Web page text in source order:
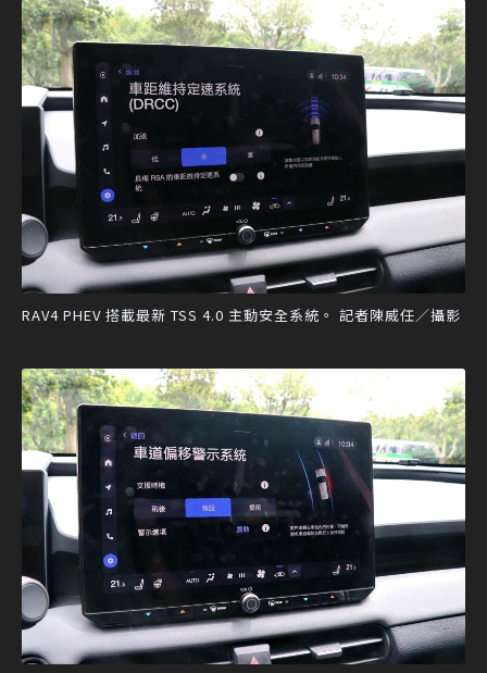
RAV4 PHEV 搭載最新 TSS 4.0 主動安全系統。 記者陳威任／攝影